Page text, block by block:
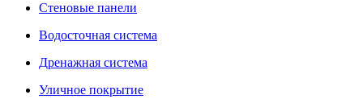
Стеновые панели
Водосточная система
Дренажная система
Уличное покрытие